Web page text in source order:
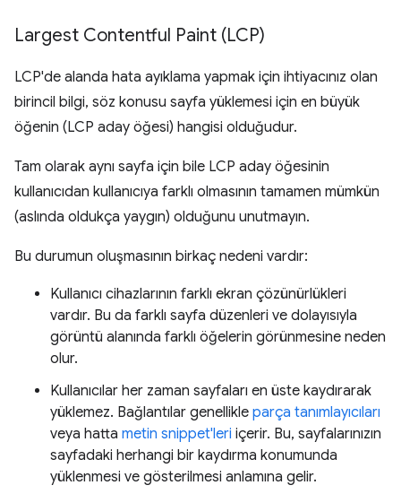
Largest Contentful Paint (LCP)
LCP'de alanda hata ayıklama yapmak için ihtiyacınız olan
birincil bilgi, söz konusu sayfa yüklemesi için en büyük
öğenin (LCP aday öğesi) hangisi olduğudur.
Tam olarak aynı sayfa için bile LCP aday öğesinin
kullanıcıdan kullanıcıya farklı olmasının tamamen mümkün
(aslında oldukça yaygın) olduğunu unutmayın.
Bu durumun oluşmasının birkaç nedeni vardır:
Kullanıcı cihazlarının farklı ekran çözünürlükleri
vardır. Bu da farklı sayfa düzenleri ve dolayısıyla
görüntü alanında farklı öğelerin görünmesine neden
olur.
Kullanıcılar her zaman sayfaları en üste kaydırarak
yüklemez. Bağlantılar genellikle parça tanımlayıcıları
veya hatta metin snippet'leri içerir. Bu, sayfalarınızın
sayfadaki herhangi bir kaydırma konumunda
yüklenmesi ve gösterilmesi anlamına gelir.